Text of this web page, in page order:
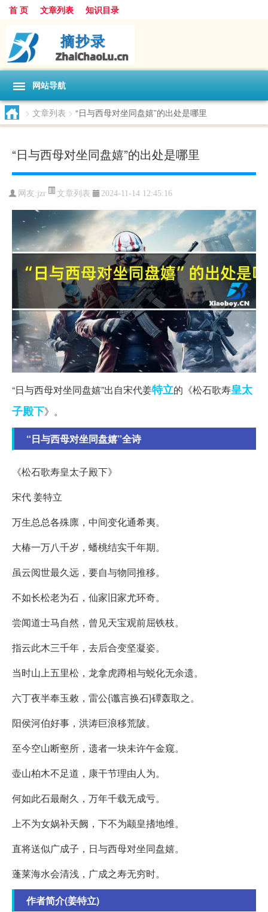
首 页 文章列表 知识目录
网站导航
> 文章列表 > “日与西母对坐同盘嬉”的出处是哪里
“日与西母对坐同盘嬉”的出处是哪里
网友:jzr 文章列表 2024-11-14 12:45:16
“日与西母对坐同盘嬉”出自宋代姜特立的《松石歌寿皇太
子殿下》。
“日与西母对坐同盘嬉”全诗
《松石歌寿皇太子殿下》
宋代 姜特立
万生总总各殊廪，中间变化通希夷。
大椿一万八千岁，蟠桃结实千年期。
虽云阅世最久远，要自与物同推移。
不如长松老为石，仙家旧家尤环奇。
尝闻道士马自然，曾见天宝观前屈铁枝。
指云此木三千年，去后合变坚凝姿。
当时山上五里松，龙拿虎蹲相与蜕化无余遗。
六丁夜半奉玉敕，雷公{谶言换石}磹轰取之。
阳侯河伯好事，洪涛巨浪移荒陂。
至今空山断壑所，遗者一块未许午金窥。
壶山柏木不足道，康干节理由人为。
何如此石最耐久，万年千载无成亏。
上不为女娲补天阙，下不为颛皇搘地维。
直将送似广成子，日与西母对坐同盘嬉。
蓬莱海水会清浅，广成之寿无穷时。
作者简介(姜特立)